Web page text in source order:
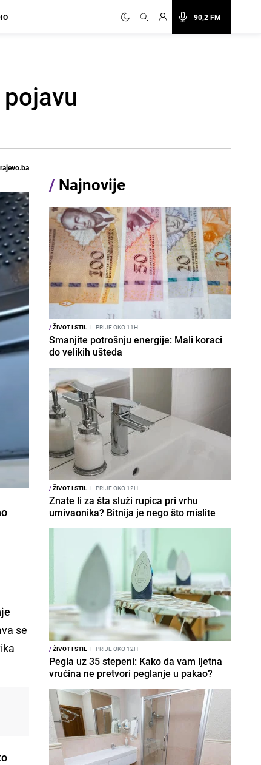
90,2 FM
se
/ Najnovije
/ŽIVOT I STIL I PRIJE OKO 11H
Smanjite potrošnju energije: Mali koraci
do velikih ušteda
/ŽIVOT I STIL I PRIJE OKO 12H
Znate li za šta služi rupica pri vrhu
umivaonika? Bitnija je nego što mislite
/ŽIVOT I STIL I PRIJE OKO 12H
Pegla uz 35 stepeni: Kako da vam ljetna
vrućina ne pretvori peglanje u pakao?